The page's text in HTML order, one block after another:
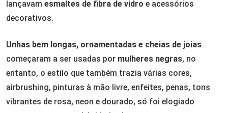
lançavam esmaltes de fibra de vidro e acessórios
decorativos.
Unhas bem longas, ornamentadas e cheias de joias
começaram a ser usadas por mulheres negras, no
entanto, o estilo que também trazia várias cores,
airbrushing, pinturas à mão livre, enfeites, penas, tons
vibrantes de rosa, neon e dourado, só foi elogiado